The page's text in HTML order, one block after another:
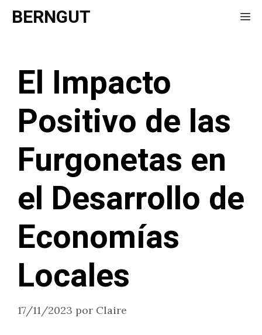
Saltar
BERNGUT
El Impacto
Positivo de las
Furgonetas en
el Desarrollo de
Economías
Locales
17/11/2023 por Claire